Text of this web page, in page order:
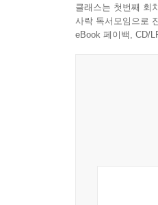
클래스는 첫번째 회
사락 독서모임으로
eBook 페이백, CD/